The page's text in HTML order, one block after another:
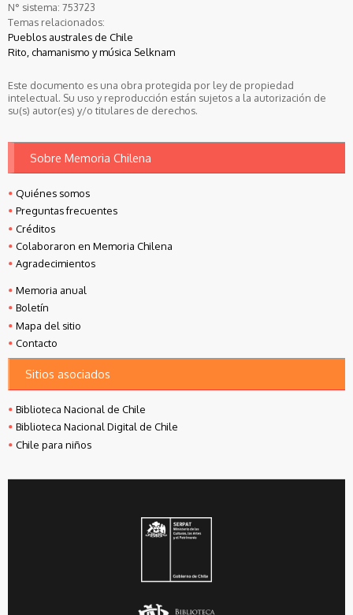
N° sistema: 753723
Temas relacionados:
Pueblos australes de Chile
Rito, chamanismo y música Selknam
Este documento es una obra protegida por ley de propiedad
intelectual. Su uso y reproducción están sujetos a la autorización de
su(s) autor(es) y/o titulares de derechos.
Sobre Memoria Chilena
Quiénes somos
Preguntas frecuentes
Créditos
Colaboraron en Memoria Chilena
Agradecimientos
Memoria anual
Boletín
Mapa del sitio
Contacto
Sitios asociados
Biblioteca Nacional de Chile
Biblioteca Nacional Digital de Chile
Chile para niños